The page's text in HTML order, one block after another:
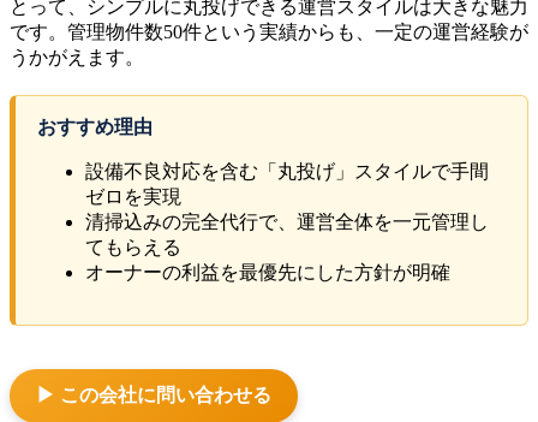
とって、シンプルに丸投げできる運営スタイルは大きな魅力
です。管理物件数50件という実績からも、一定の運営経験が
うかがえます。
おすすめ理由
設備不良対応を含む「丸投げ」スタイルで手間
ゼロを実現
清掃込みの完全代行で、運営全体を一元管理し
てもらえる
オーナーの利益を最優先にした方針が明確
▶ この会社に問い合わせる